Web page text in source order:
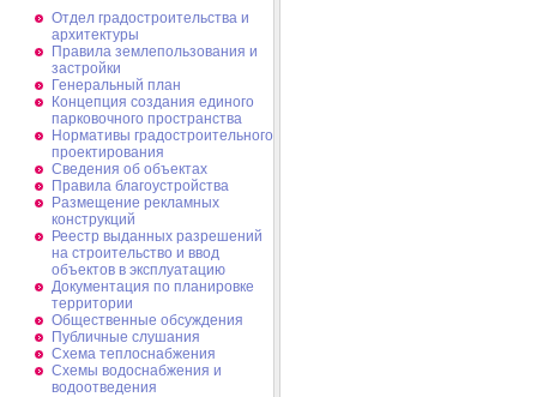
Отдел градостроительства и
архитектуры
Правила землепользования и
застройки
Генеральный план
Концепция создания единого
парковочного пространства
Нормативы градостроительного
проектирования
Сведения об объектах
Правила благоустройства
Размещение рекламных
конструкций
Реестр выданных разрешений
на строительство и ввод
объектов в эксплуатацию
Документация по планировке
территории
Общественные обсуждения
Публичные слушания
Схема теплоснабжения
Схемы водоснабжения и
водоотведения